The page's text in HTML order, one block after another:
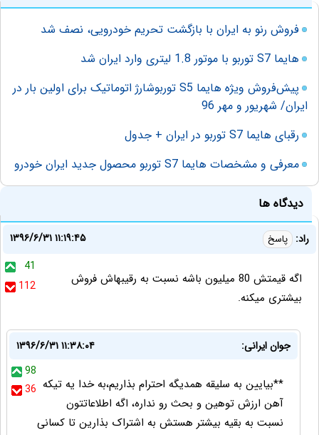
فروش رنو به ایران با بازگشت تحریم خودرویی، نصف شد
هایما S7 توربو با موتور 1.8 لیتری وارد ایران شد
پیش‌فروش ویژه هایما S5 توربوشارژ اتوماتیک برای اولین بار در
ایران/ شهریور و مهر 96
رقبای هایما S7 توربو در ایران + جدول
معرفی و مشخصات هایما S7 توربو محصول جدید ایران خودرو
دیدگاه ها
راد: پاسخ
۱۳۹۶/۶/۳۱ ۱۱:۱۹:۴۵
41
112
اگه قیمتش 80 میلیون باشه نسبت به رقیبهاش فروش
بیشتری میکنه.
جوان ایرانی:
۱۳۹۶/۶/۳۱ ۱۱:۳۸:۰۴
98
36 **بیایین به سلیقه همدیگه احترام بذاریم،به خدا یه تیکه
آهن ارزش توهین و بحث رو نداره، اگه اطلاعاتتون
نسبت به بقیه بیشتر هستش به اشتراک بذارین تا کسانی